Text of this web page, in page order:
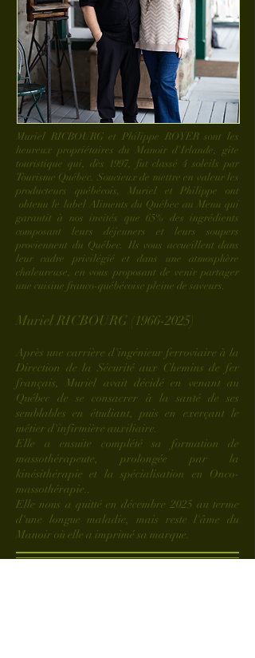
Muriel RICBOURG et Philippe ROYER sont les
heureux propriétaires du Manoir d'Irlande, gîte
touristique qui, dès 1997,
fut classé 4 soleils par
Tourisme Québec. Soucieux de mettre en valeur les
producteurs québécois, Muriel et Philippe ont
obtenu le label Aliments du Québec au Menu qui
garantit à nos invités que 65% des ingrédients
composant leurs déjeuners et leurs soupers
proviennent du Québec. Ils vous accueillent dans
leur cadre privilégié et dans une atmosphère
chaleureuse, en vous proposant de venir partager
une cuisine franco-québécoise pleine de saveurs.
Muriel RICBOURG (1966-2025)
Après une carrière d'ingénieur ferroviaire à la
Direction de la Sécurité aux Chemins de fer
français, Muriel avait décidé en venant au
Québec de se consacrer à la santé de ses
semblables en étudiant, puis en exerçant le
métier d'infirmière auxiliaire.
Elle a ensuite complété sa formation de
massothérapeute, prolongée par la
kinésithérapie et la spécialisation en Onco-
massothérapie..
Elle nous a quitté en décembre 2025 au terme
d'une longue maladie, mais reste l'âme du
Manoir où elle a imprimé sa marque.